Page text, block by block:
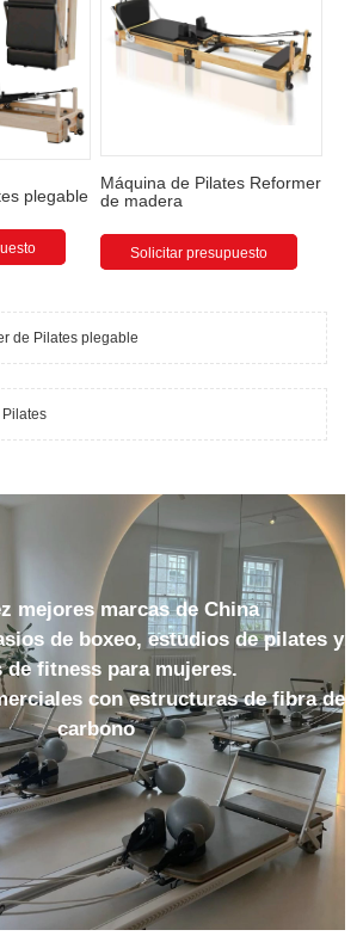
plegable
Máquina de Pilates Reformer
de madera
Solicitar presupuesto
de Pilates plegable
mejores marcas de China
de boxeo, estudios de pilates y
de fitness para mujeres.
con estructuras de fibra de
carbono